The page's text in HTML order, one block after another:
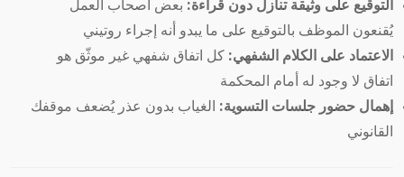
التوقيع على وثيقة تنازل دون قراءة: بعض أصحاب العمل
يُقنعون الموظف بالتوقيع على ما يبدو أنه إجراء روتيني
الاعتماد على الكلام الشفهي: كل اتفاق شفهي غير موثّق هو
اتفاق لا وجود له أمام المحكمة
إهمال حضور جلسات التسوية: الغياب بدون عذر يُضعف موقفك
القانوني